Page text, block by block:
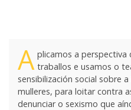
Projects
A plicamos a
traballos e usamos o
sensibilización social sobre
mulleres, para loitar contra
denunciar o sexismo que